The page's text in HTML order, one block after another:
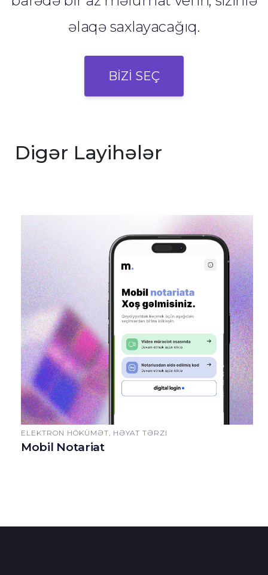
əlaqə saxlayacağıq.
BİZİ SEÇ
Digər Layihələr
ELEKTRON HÖKÜMƏT, HƏYAT TƏRZI
Mobil Notariat